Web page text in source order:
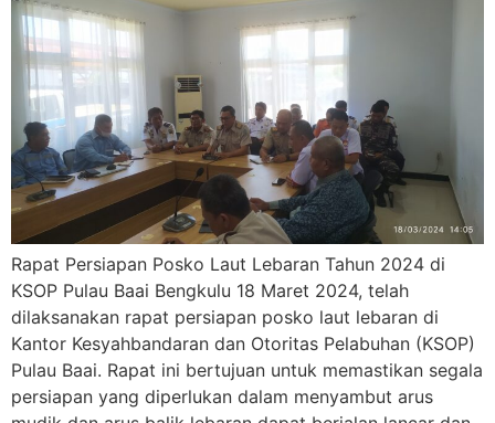
Rapat Persiapan Posko Laut Lebaran Tahun 2024 di
KSOP Pulau Baai Bengkulu 18 Maret 2024, telah
dilaksanakan rapat persiapan posko laut lebaran di
Kantor Kesyahbandaran dan Otoritas Pelabuhan (KSOP)
Pulau Baai. Rapat ini bertujuan untuk memastikan segala
persiapan yang diperlukan dalam menyambut arus